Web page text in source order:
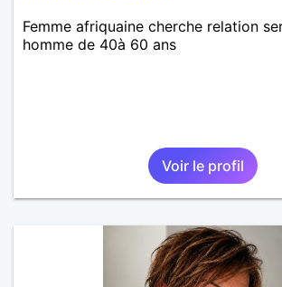
Femme afriquaine cherche relation
homme de 40à 60 ans
Voir le profil